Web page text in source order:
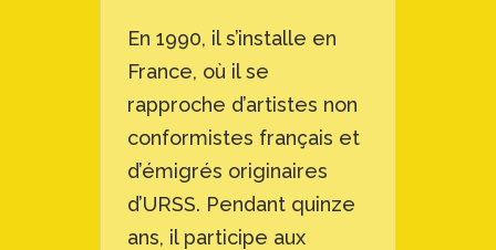
En 1990, il s’installe en
France, où il se
rapproche d’artistes non
conformistes français et
d’émigrés originaires
d’URSS. Pendant quinze
ans, il participe aux